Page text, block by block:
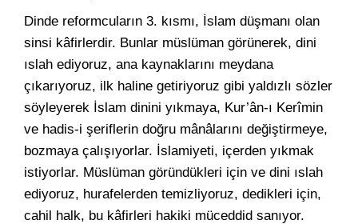
Dinde reformcuların 3. kısmı, İslam düşmanı olan
sinsi kâfirlerdir. Bunlar müslüman görünerek, dini
ıslah ediyoruz, ana kaynaklarını meydana
çıkarıyoruz, ilk haline getiriyoruz gibi yaldızlı sözler
söyleyerek İslam dinini yıkmaya, Kur’ân-ı Kerîmin
ve hadis-i şeriflerin doğru mânâlarını değiştirmeye,
bozmaya çalışıyorlar. İslamiyeti, içerden yıkmak
istiyorlar. Müslüman göründükleri için ve dini ıslah
ediyoruz, hurafelerden temizliyoruz, dedikleri için,
cahil halk, bu kâfirleri hakiki müceddid sanıyor.